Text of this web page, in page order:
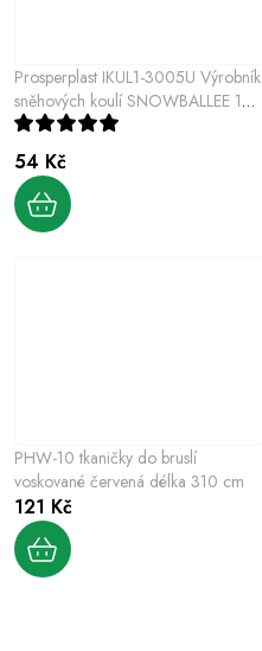
Prosperplast IKUL1-3005U Výrobník
sněhových koulí SNOWBALLEE 1
modrý
54 Kč
PHW-10 tkaničky do bruslí
voskované červená délka 310 cm
121 Kč